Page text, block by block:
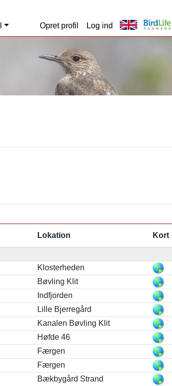
Opret profil Log ind
Lokation Kort
Klosterheden
Bøvling Klit
Indfjorden
Lille Bjerregård
Kanalen Bøvling Klit
Høfde 46
Færgen
Færgen
Bækbygård Strand